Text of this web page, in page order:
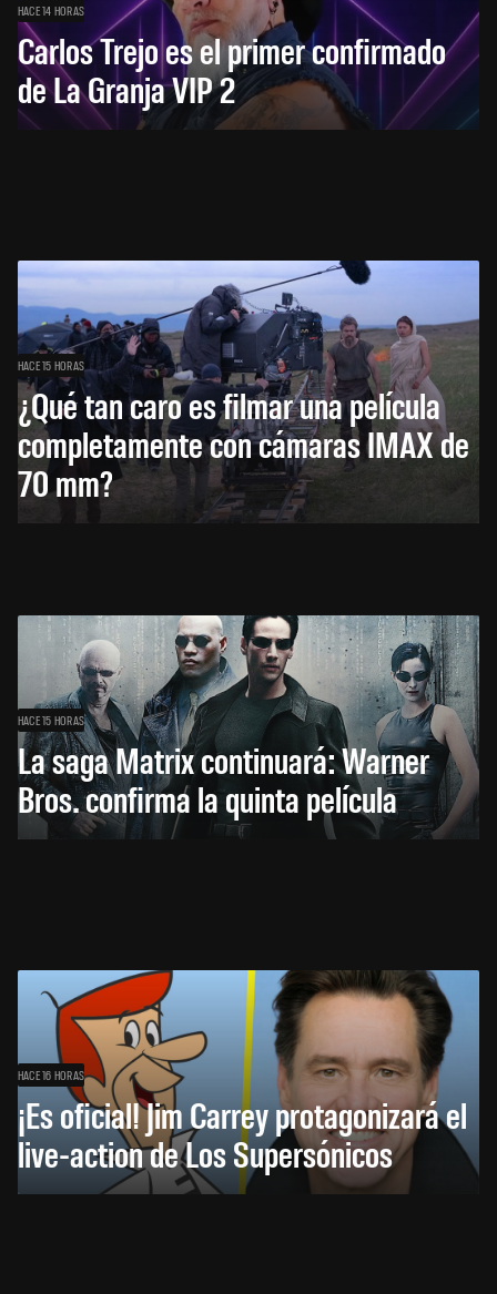
HACE 14 HORAS
Carlos Trejo es el primer confirmado
de La Granja VIP 2
HACE 15 HORAS
¿Qué tan caro es filmar una película
completamente con cámaras IMAX de
70 mm?
HACE 15 HORAS
La saga Matrix continuará: Warner
Bros. confirma la quinta película
HACE 16 HORAS
¡Es oficial! Jim Carrey protagonizará el
live-action de Los Supersónicos